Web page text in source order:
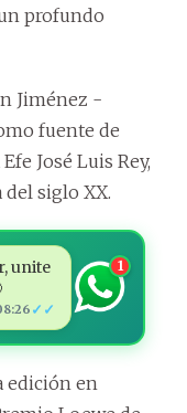
profundo
Jiménez -
fuente de
José Luis Rey,
siglo XX.
unite
✓✓
1
edición en